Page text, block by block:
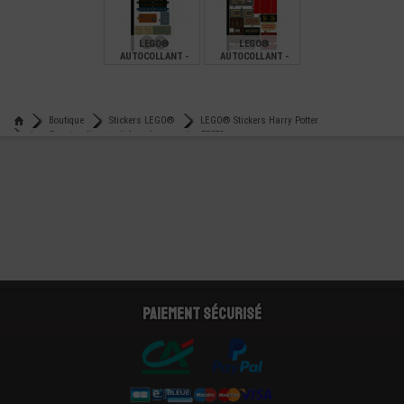
LEGO®
AUTOCOLLANT -
LEGO®
AUTOCOLLANT -
Boutique
Stickers LEGO®
LEGO® Stickers Harry Potter
Lego® autocollant - stickers harry potter 75979
Paiement sécurisé